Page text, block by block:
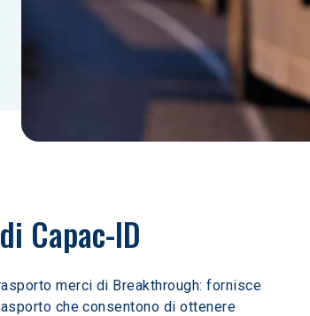
Capac-ID
merci di Breakthrough: fornisce
che consentono di ottenere